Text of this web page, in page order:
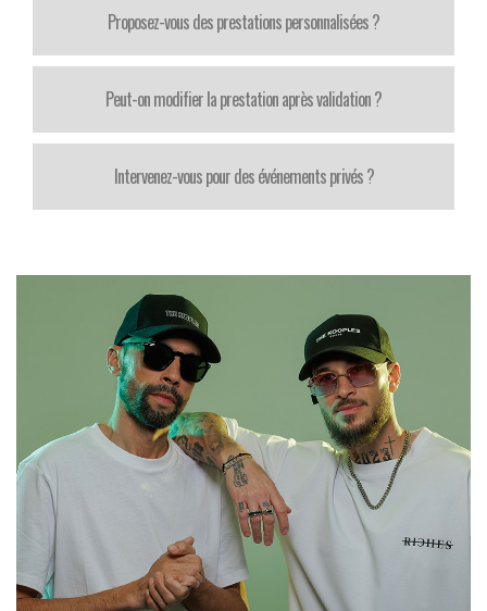
Proposez-vous des prestations personnalisées ?
Peut-on modifier la prestation après validation ?
Intervenez-vous pour des événements privés ?